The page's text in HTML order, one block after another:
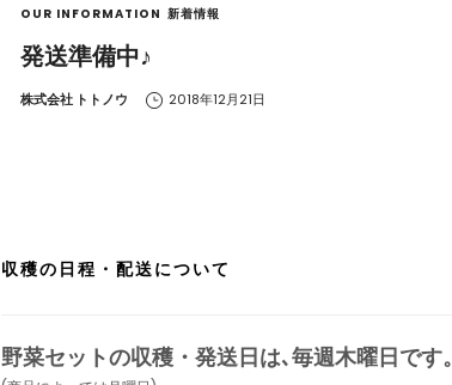
OUR INFORMATION 新着情報
発送準備中♪
by
株式会社 トトノウ 2018年12月21日
収穫の日程・配送について
野菜セットの収穫・発送日は､毎週木曜日です。